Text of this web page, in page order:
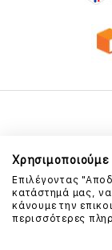
Επιλέγοντας
κατάστημά μας,
κάνουμε την
περισσότερες